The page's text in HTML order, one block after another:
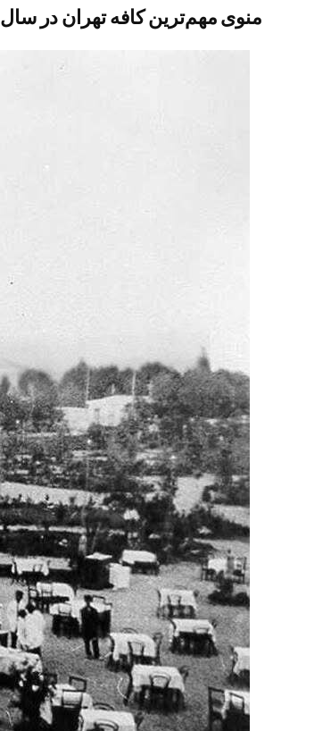
منوی مهم‌ترین کافه تهران در سال ۱۳۱۴ را ببینید!/ قیمت جالب بستنی و قهوه و چای